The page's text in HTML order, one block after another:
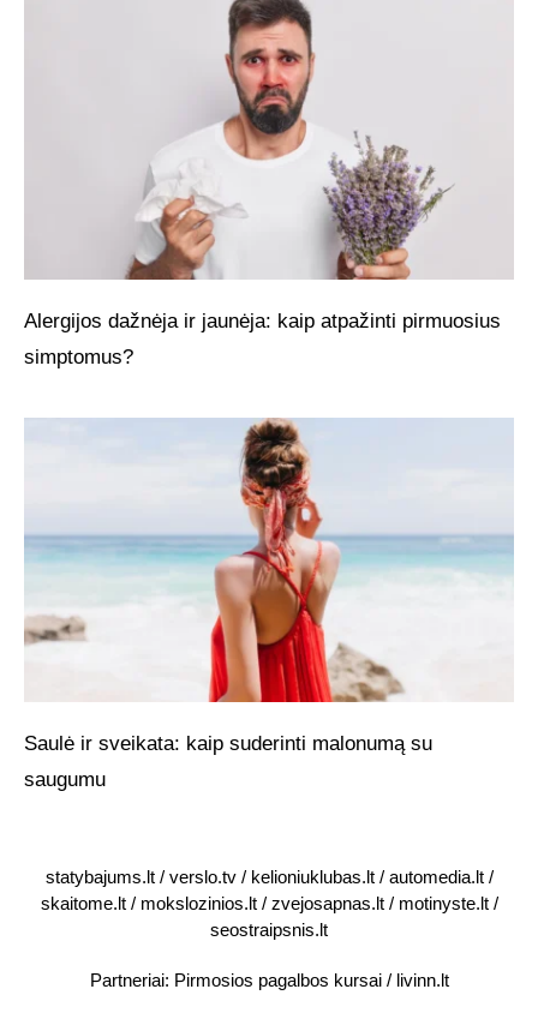
Alergijos dažnėja ir jaunėja: kaip atpažinti pirmuosius
simptomus?
Saulė ir sveikata: kaip suderinti malonumą su
saugumu
statybajums.lt/ verslo.tv/ kelioniuklubas.lt/ automedia.lt/
skaitome.lt/ mokslozinios.lt/ zvejosapnas.lt/ motinyste.lt/
seostraipsnis.lt
Partneriai: Pirmosios pagalbos kursai/ livinn.lt